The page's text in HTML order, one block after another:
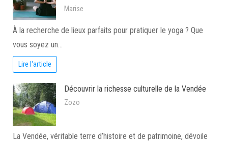
Marise
À la recherche de lieux parfaits pour pratiquer le yoga ? Que
vous soyez un…
Lire l'article
Découvrir la richesse culturelle de la Vendée
Zozo
La Vendée, véritable terre d’histoire et de patrimoine, dévoile